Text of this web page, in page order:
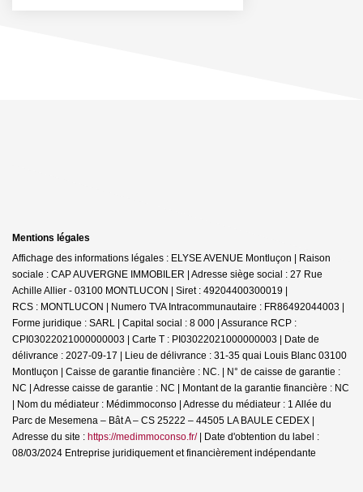
Mentions légales
Affichage des informations légales : ELYSE AVENUE Montluçon | Raison
sociale : CAP AUVERGNE IMMOBILER | Adresse siège social : 27 Rue
Achille Allier - 03100 MONTLUCON | Siret : 49204400300019 |
RCS : MONTLUCON | Numero TVA Intracommunautaire : FR86492044003 |
Forme juridique : SARL | Capital social : 8 000 | Assurance RCP :
CPI03022021000000003 | Carte T : PI03022021000000003 | Date de
délivrance : 2027-09-17 | Lieu de délivrance : 31-35 quai Louis Blanc 03100
Montluçon | Caisse de garantie financière : NC. | N° de caisse de garantie :
NC | Adresse caisse de garantie : NC | Montant de la garantie financière : NC
| Nom du médiateur : Médimmoconso | Adresse du médiateur : 1 Allée du
Parc de Mesemena – Bât A – CS 25222 – 44505 LA BAULE CEDEX |
Adresse du site : https://medimmoconso.fr/| Date d'obtention du label :
08/03/2024 Entreprise juridiquement et financièrement indépendante